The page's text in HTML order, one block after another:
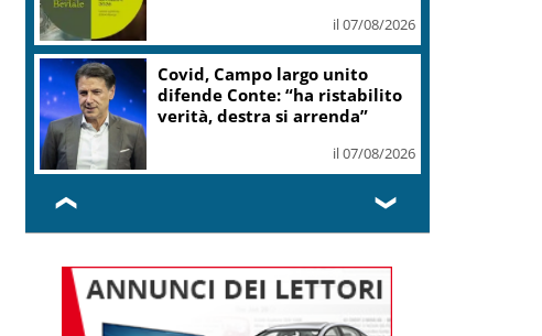
il 07/08/2026
Covid, Campo largo unito
difende Conte: “ha ristabilito
verità, destra si arrenda”
il 07/08/2026
❮ ❯